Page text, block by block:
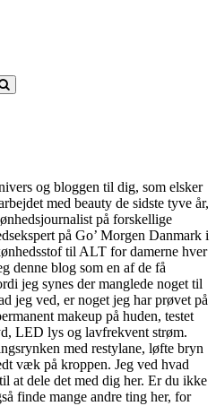
og bloggen til dig, som elsker
med beauty de sidste tyve år,
på forskellige
på Go’ Morgen Danmark i
til ALT for damerne hver
denne blog som en af de få
jeg synes der manglede noget til
jeg ved, er noget jeg har prøvet på
makeup på huden, testet
LED lys og lavfrekvent strøm.
med restylane, løfte bryn
væk på kroppen. Jeg ved hvad
at dele det med dig her. Er du ikke
finde mange andre ting her, for